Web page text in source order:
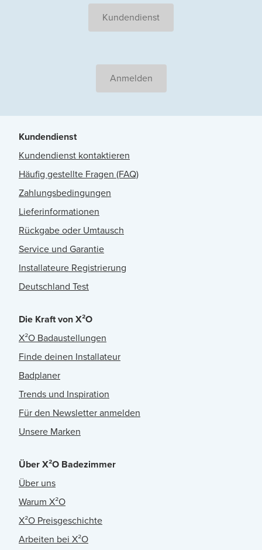
Kundendienst
Anmelden
Kundendienst
Kundendienst kontaktieren
Häufig gestellte Fragen (FAQ)
Zahlungsbedingungen
Lieferinformationen
Rückgabe oder Umtausch
Service und Garantie
Installateure Registrierung
Deutschland Test
Die Kraft von X²O
X²O Badaustellungen
Finde deinen Installateur
Badplaner
Trends und Inspiration
Für den Newsletter anmelden
Unsere Marken
Über X²O Badezimmer
Über uns
Warum X²O
X²O Preisgeschichte
Arbeiten bei X²O